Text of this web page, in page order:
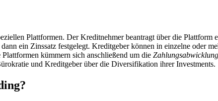
Plattformen. Der Kreditnehmer beantragt über die Plattform
ein Zinssatz festgelegt. Kreditgeber können in einzelne oder
kümmern sich anschließend um die Zahlungsabwicklung
und Kreditgeber über die Diversifikation ihrer Investments.